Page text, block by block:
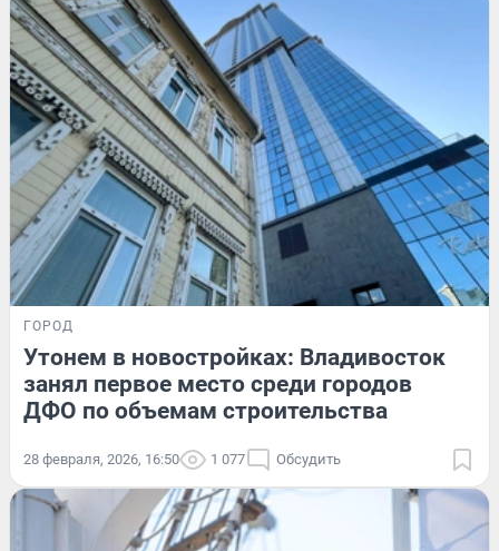
ГОРОД
Утонем в новостройках: Владивосток
занял первое место среди городов
ДФО по объемам строительства
28 февраля, 2026, 16:50 1 077 Обсудить